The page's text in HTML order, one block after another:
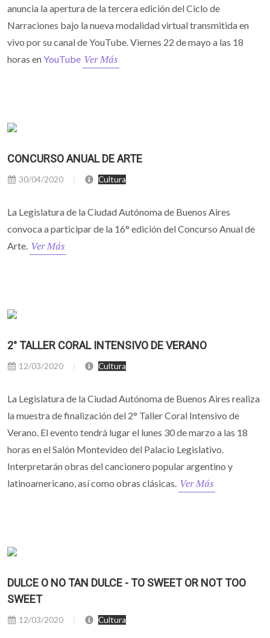
anuncia la apertura de la tercera edición del Ciclo de
Narraciones bajo la nueva modalidad virtual transmitida en
vivo por su canal de YouTube. Viernes 22 de mayo a las 18
horas enYouTube Ver Más
CONCURSO ANUAL DE ARTE
30/04/2020 Cultura
La Legislatura de la Ciudad Autónoma de Buenos Aires
convoca a participar de la 16° edición del Concurso Anual de
Arte. Ver Más
2° TALLER CORAL INTENSIVO DE VERANO
12/03/2020 Cultura
La Legislatura de la Ciudad Autónoma de Buenos Aires realiza
la muestra de finalización del 2° Taller Coral Intensivo de
Verano. El evento tendrá lugar el lunes 30 de marzo a las 18
horas en el Salón Montevideo del Palacio Legislativo.
Interpretarán obras del cancionero popular argentino y
latinoamericano, así como obras clásicas. Ver Más
DULCE O NO TAN DULCE - TO SWEET OR NOT TOO
SWEET
12/03/2020 Cultura